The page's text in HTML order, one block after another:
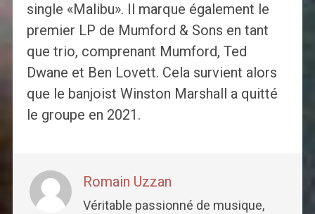
single «Malibu». Il marque également le
premier LP de Mumford & Sons en tant
que trio, comprenant Mumford, Ted
Dwane et Ben Lovett. Cela survient alors
que le banjoist Winston Marshall a quitté
le groupe en 2021.
Romain Uzzan
Véritable passionné de musique,